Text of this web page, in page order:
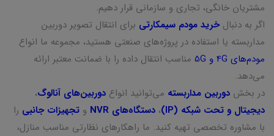
مشتریان خانگی، تجاری و سازمانی قرار دهیم.
اگر به دنبالخرید مودم سیمکارتی برای انتقال تصویر دوربین
مداربسته یا استفاده در پروژه‌های صنعتی هستید، مجموعه ما انواع
مودم‌های 4G و 5G
مناسب انتقال داده را با ضمانت معتبر ارائه
می‌دهد.
در بخش دوربین مداربسته می‌توانید انواع دوربین‌های آنالوگ،
دیجیتال و تحت شبکه (IP)
، دستگاه‌های NVR و تجهیزات جانبی را
با مشاوره تخصصی تهیه کنید. ما راهکارهای نظارتی مناسب منازل،